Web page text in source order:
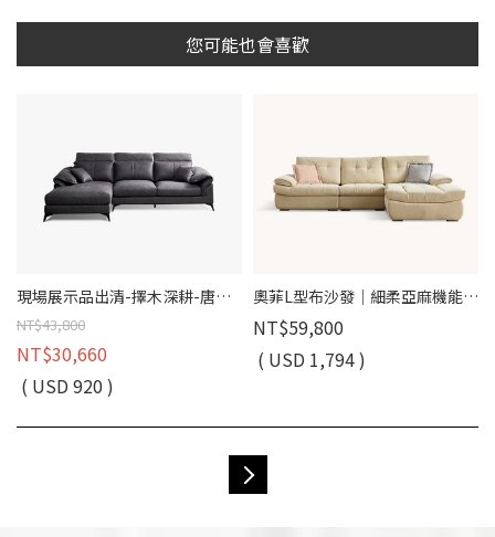
您可能也會喜歡
現場展示品出清-擇木深耕-唐恩L型布沙發(左/右型)
NT$43,800
NT$30,660
( USD 920 )
奧菲L型布沙發｜細柔亞麻機能布 × 複合式高彈坐墊 × 十年骨架保固 – 擇木深耕系列
NT$59,800
( USD 1,794 )